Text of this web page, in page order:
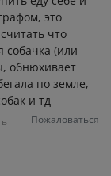
это
что
собачка (или
обнюхивает
по земле,
и тд
Пожаловаться